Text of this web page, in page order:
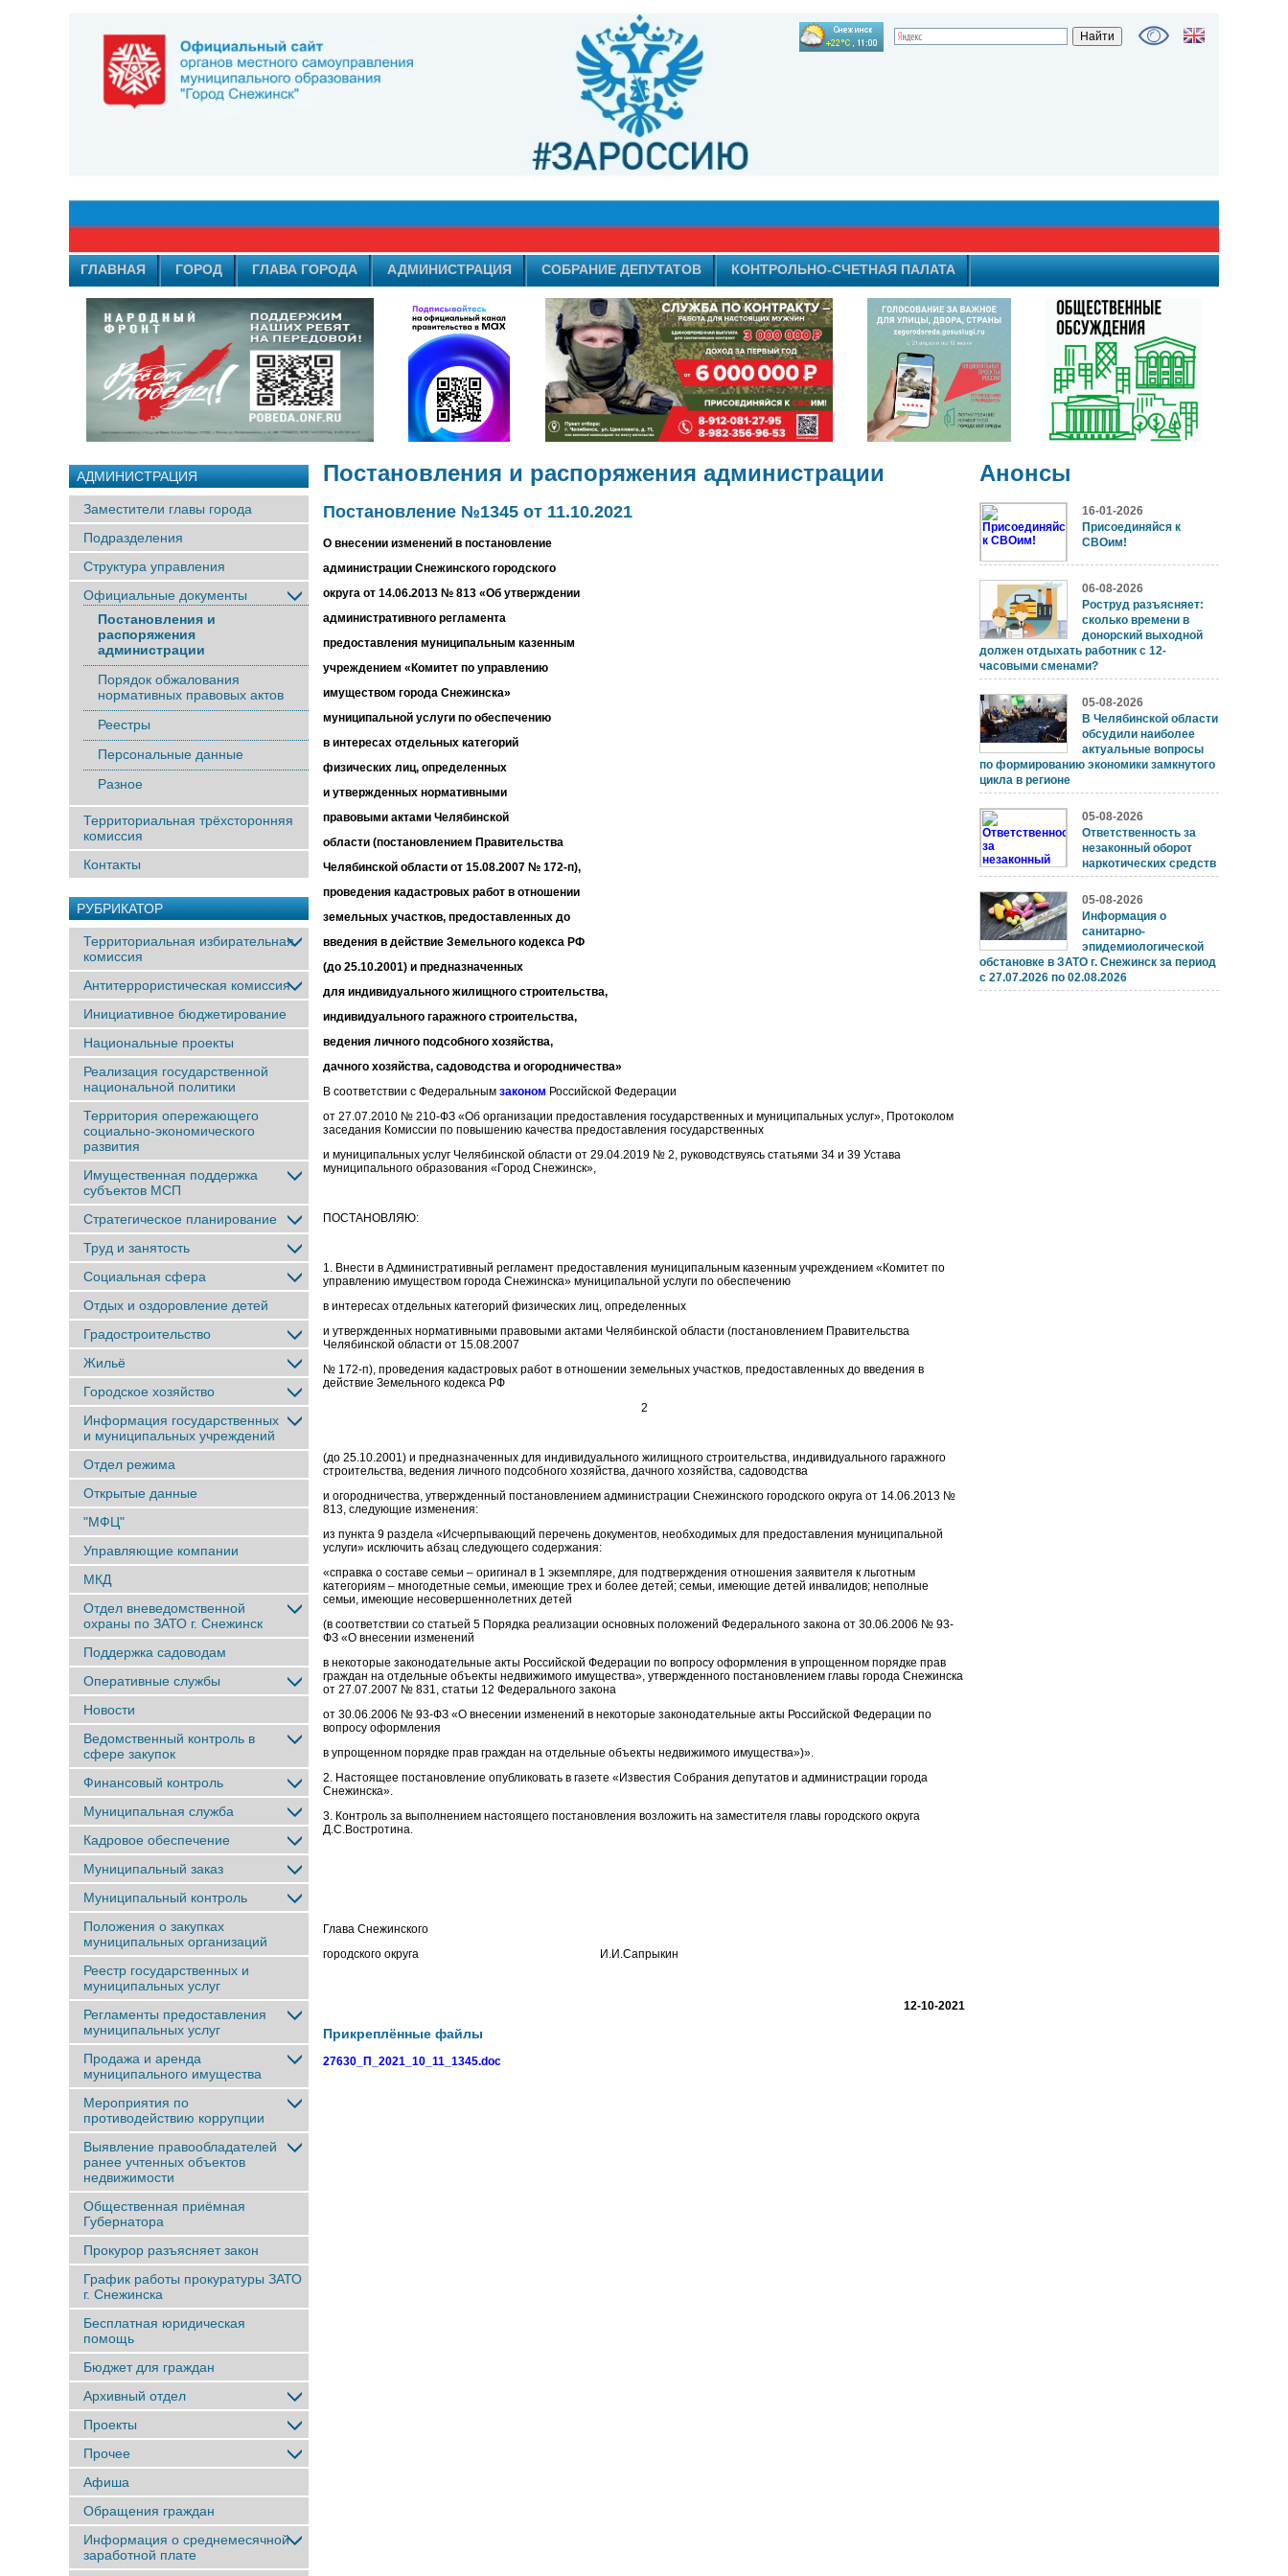
ГЛАВНАЯ ГОРОД ГЛАВА ГОРОДА АДМИНИСТРАЦИЯ СОБРАНИЕ ДЕПУТАТОВ КОНТРОЛЬНО-СЧЕТНАЯ ПАЛАТА
АДМИНИСТРАЦИЯ
Заместители главы города
Подразделения
Структура управления
Официальные документы
Постановления и
распоряжения
администрации
Порядок обжалования
нормативных правовых актов
Реестры
Персональные данные
Разное
Территориальная трёхсторонняя
комиссия
Контакты
РУБРИКАТОР
Территориальная избирательная
комиссия
Антитеррористическая комиссия
Инициативное бюджетирование
Национальные проекты
Реализация государственной
национальной политики
Территория опережающего
социально-экономического
развития
Имущественная поддержка
субъектов МСП
Стратегическое планирование
Труд и занятость
Социальная сфера
Отдых и оздоровление детей
Градостроительство
Жильё
Городское хозяйство
Информация государственных
и муниципальных учреждений
Отдел режима
Открытые данные
"МФЦ"
Управляющие компании
МКД
Отдел вневедомственной
охраны по ЗАТО г. Снежинск
Поддержка садоводам
Оперативные службы
Новости
Ведомственный контроль в
сфере закупок
Финансовый контроль
Муниципальная служба
Кадровое обеспечение
Муниципальный заказ
Муниципальный контроль
Положения о закупках
муниципальных организаций
Реестр государственных и
муниципальных услуг
Регламенты предоставления
муниципальных услуг
Продажа и аренда
муниципального имущества
Мероприятия по
противодействию коррупции
Выявление правообладателей
ранее учтенныx объектов
недвижимости
Общественная приёмная
Губернатора
Прокурор разъясняет закон
График работы прокуратуры ЗАТО
г. Снежинска
Бесплатная юридическая
помощь
Бюджет для граждан
Архивный отдел
Проекты
Прочее
Афиша
Обращения граждан
Информация о среднемесячной
заработной плате
Постановления и распоряжения администрации
Постановление №1345 от 11.10.2021
О внесении изменений в постановление
администрации Снежинского городского
округа от 14.06.2013 № 813 «Об утверждении
административного регламента
предоставления муниципальным казенным
учреждением «Комитет по управлению
имуществом города Снежинска»
муниципальной услуги по обеспечению
в интересах отдельных категорий
физических лиц, определенных
и утвержденных нормативными
правовыми актами Челябинской
области (постановлением Правительства
Челябинской области от 15.08.2007 № 172-п),
проведения кадастровых работ в отношении
земельных участков, предоставленных до
введения в действие Земельного кодекса РФ
(до 25.10.2001) и предназначенных
для индивидуального жилищного строительства,
индивидуального гаражного строительства,
ведения личного подсобного хозяйства,
дачного хозяйства, садоводства и огородничества»
В соответствии с Федеральным законом Российской Федерации
от 27.07.2010 № 210-ФЗ «Об организации предоставления государственных и муниципальных услуг», Протоколом
заседания Комиссии по повышению качества предоставления государственных
и муниципальных услуг Челябинской области от 29.04.2019 № 2, руководствуясь статьями 34 и 39 Устава
муниципального образования «Город Снежинск»,
ПОСТАНОВЛЯЮ:
1. Внести в Административный регламент предоставления муниципальным казенным учреждением «Комитет по
управлению имуществом города Снежинска» муниципальной услуги по обеспечению
в интересах отдельных категорий физических лиц, определенных
и утвержденных нормативными правовыми актами Челябинской области (постановлением Правительства
Челябинской области от 15.08.2007
№ 172-п), проведения кадастровых работ в отношении земельных участков, предоставленных до введения в
действие Земельного кодекса РФ
2
(до 25.10.2001) и предназначенных для индивидуального жилищного строительства, индивидуального гаражного
строительства, ведения личного подсобного хозяйства, дачного хозяйства, садоводства
и огородничества, утвержденный постановлением администрации Снежинского городского округа от 14.06.2013 №
813, следующие изменения:
из пункта 9 раздела «Исчерпывающий перечень документов, необходимых для предоставления муниципальной
услуги» исключить абзац следующего содержания:
«справка о составе семьи – оригинал в 1 экземпляре, для подтверждения отношения заявителя к льготным
категориям – многодетные семьи, имеющие трех и более детей; семьи, имеющие детей инвалидов; неполные
семьи, имеющие несовершеннолетних детей
(в соответствии со статьей 5 Порядка реализации основных положений Федерального закона от 30.06.2006 № 93-
ФЗ «О внесении изменений
в некоторые законодательные акты Российской Федерации по вопросу оформления в упрощенном порядке прав
граждан на отдельные объекты недвижимого имущества», утвержденного постановлением главы города Снежинска
от 27.07.2007 № 831, статьи 12 Федерального закона
от 30.06.2006 № 93-ФЗ «О внесении изменений в некоторые законодательные акты Российской Федерации по
вопросу оформления
в упрощенном порядке прав граждан на отдельные объекты недвижимого имущества»)».
2. Настоящее постановление опубликовать в газете «Известия Собрания депутатов и администрации города
Снежинска».
3. Контроль за выполнением настоящего постановления возложить на заместителя главы городского округа
Д.С.Востротина.
Глава Снежинского
городского округа И.И.Сапрыкин
12-10-2021
Прикреплённые файлы
27630_П_2021_10_11_1345.doc
Анонсы
16-01-2026
Присоединяйся к
СВОим!
06-08-2026
Роструд разъясняет:
сколько времени в
донорский выходной
должен отдыхать работник с 12-
часовыми сменами?
05-08-2026
В Челябинской области
обсудили наиболее
актуальные вопросы
по формированию экономики замкнутого
цикла в регионе
05-08-2026
Ответственность за
незаконный оборот
наркотических средств
05-08-2026
Информация о
санитарно-
эпидемиологической
обстановке в ЗАТО г. Снежинск за период
с 27.07.2026 по 02.08.2026